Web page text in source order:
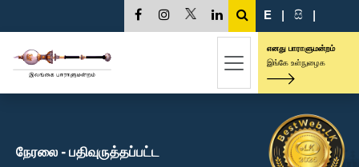
E | සි |
எனது பாராளுமன்றம்
இங்கே உள்நுழைக
நேரலை - பதிவுருத்தப்பட்ட